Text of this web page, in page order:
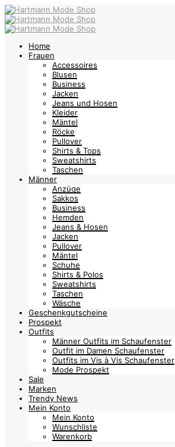
Home
Frauen
Accessoires
Blusen
Business
Jacken
Jeans und Hosen
Kleider
Mäntel
Röcke
Pullover
Shirts & Tops
Sweatshirts
Taschen
Männer
Anzüge
Sakkos
Business
Hemden
Jeans & Hosen
Jacken
Pullover
Mäntel
Schuhe
Shirts & Polos
Sweatshirts
Taschen
Wäsche
Geschenkgutscheine
Prospekt
Outfits
Männer Outfits im Schaufenster
Outfit im Damen Schaufenster
Outfits im Vis à Vis Schaufenster
Mode Prospekt
Sale
Marken
Trendy News
Mein Konto
Mein Konto
Wunschliste
Warenkorb